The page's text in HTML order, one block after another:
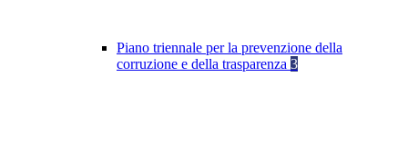
Piano triennale per la prevenzione della
corruzione e della trasparenza 3